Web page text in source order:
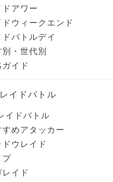
ドアワー
ドウィークエンド
ドバトルデイ
別・世代別
ガイド
イドバトル
イドバトル
すめアタッカー
ドウレイド
プ
レイド